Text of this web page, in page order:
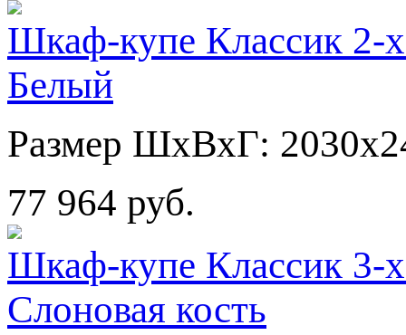
Шкаф-купе Классик 2-
Белый
Размер ШхВхГ:
77 964 руб.
Шкаф-купе Классик 3-
Слоновая кость